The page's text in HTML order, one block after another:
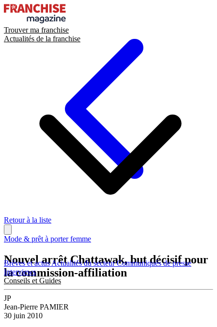
Trouver ma franchise
Actualités de la franchise
Brèves et actusActualités du secteurCommuniqués de presse
Interviews
Conseils et Guides
Retour à la liste
Mode & prêt à porter femme
Nouvel arrêt Chattawak, but décisif pour
la commission-affiliation
JP
Jean-Pierre PAMIER
30 juin 2010